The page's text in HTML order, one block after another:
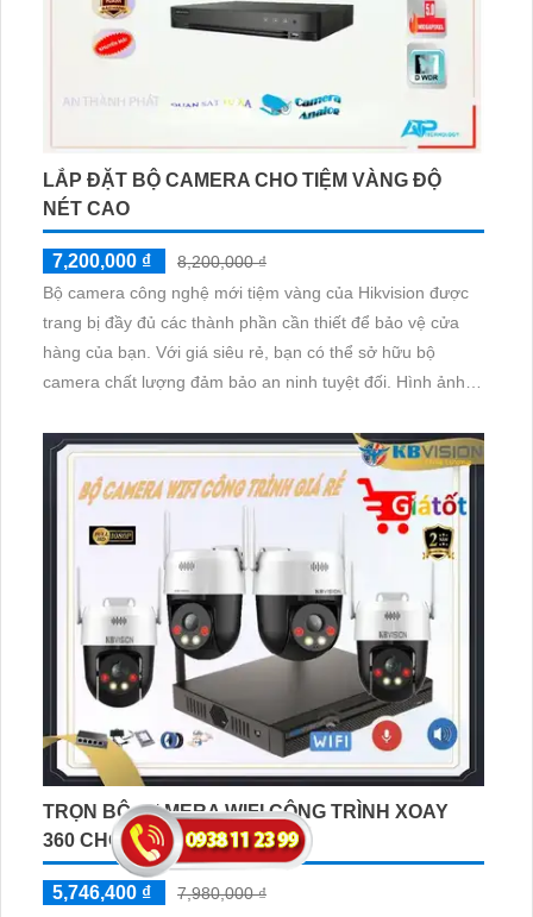
LẮP ĐẶT BỘ CAMERA CHO TIỆM VÀNG ĐỘ
NÉT CAO
7,200,000 ₫
8,200,000 ₫
Bộ camera công nghệ mới tiệm vàng của Hikvision được
trang bị đầy đủ các thành phần cần thiết để bảo vệ cửa
hàng của bạn. Với giá siêu rẻ, bạn có thể sở hữu bộ
camera chất lượng đảm bảo an ninh tuyệt đối. Hình ảnh
có độ phân giải cao
TRỌN BỘ CAMERA WIFI CÔNG TRÌNH XOAY
360 CHỐNG TRỘM
5,746,400 ₫
7,980,000 ₫